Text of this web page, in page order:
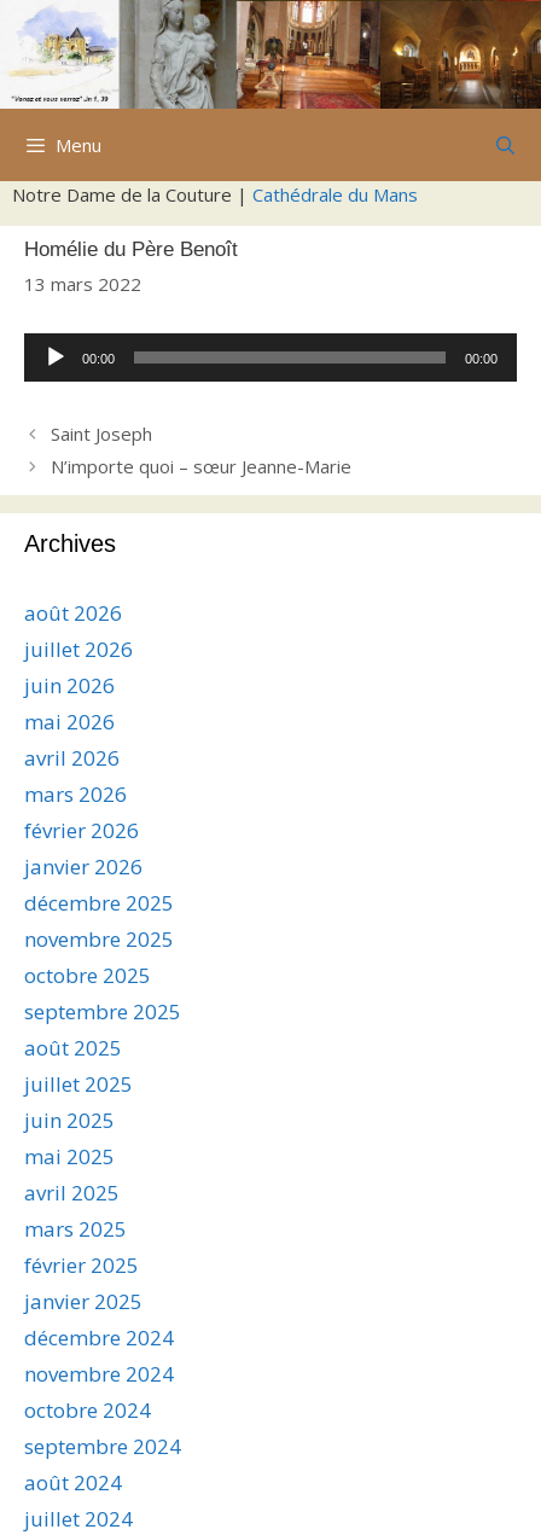
Aller
contenu
Menu
Notre Dame de la Couture | Cathédrale du Mans
Homélie du Père Benoît
13 mars 2022
Lecteur
audio
00:00 00:00
Saint Joseph
N’importe quoi – sœur Jeanne-Marie
Archives
août 2026
juillet 2026
juin 2026
mai 2026
avril 2026
mars 2026
février 2026
janvier 2026
décembre 2025
novembre 2025
octobre 2025
septembre 2025
août 2025
juillet 2025
juin 2025
mai 2025
avril 2025
mars 2025
février 2025
janvier 2025
décembre 2024
novembre 2024
octobre 2024
septembre 2024
août 2024
juillet 2024